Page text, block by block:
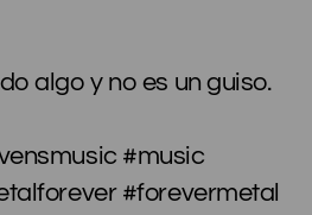
algo y no es un guiso.
#music
#forevermetal